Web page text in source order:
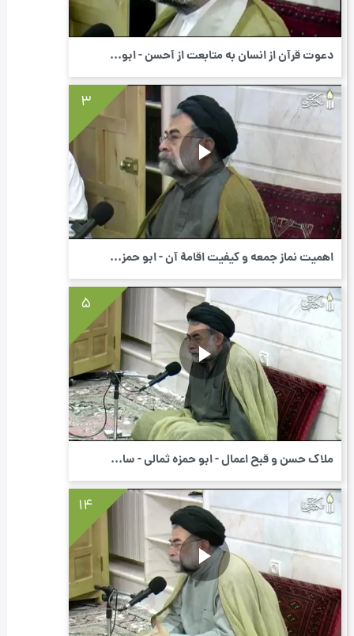
دعوت قرآن از انسان به متابعت از أحسن - ابو...
3
اهمیت نماز جمعه و كیفیت اقامۀ آن - ابو حمز...
5
ملاک حسن و قبح اعمال - ابو حمزه ثمالی - سا...
14